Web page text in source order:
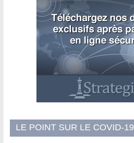
LE POINT SUR LE COVID-19